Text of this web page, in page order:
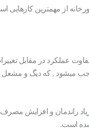
از مهمترین کارهایی
عملکرد در مقابل
, كه ديگ و مشعل از
راندمان و افزايش
است.